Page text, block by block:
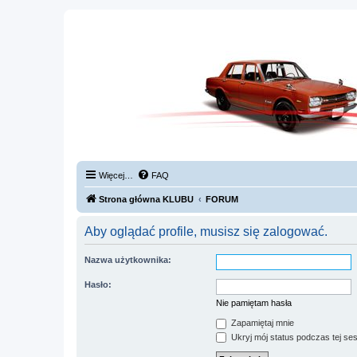
Więcej… FAQ
Strona główna KLUBU FORUM
Aby oglądać profile, musisz się zalogować.
Nazwa użytkownika:
Hasło:
Nie pamiętam hasła
Zapamiętaj mnie
Ukryj mój status podczas tej